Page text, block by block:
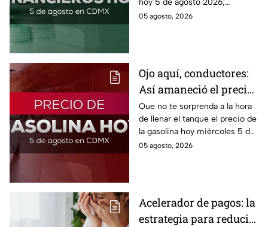
hoy 5 de agosto 2026;
consulta el precio del dólar
05 agosto, 2026
Ojo aquí, conductores:
Así amaneció el precio
de la gasolina HOY
Que no te sorprenda a la hora
de llenar el tanque el precio de
la gasolina hoy miércoles 5 de
agosto 2026; aquí te dejamos
05 agosto, 2026
Acelerador de pagos: la
estrategia para reducir